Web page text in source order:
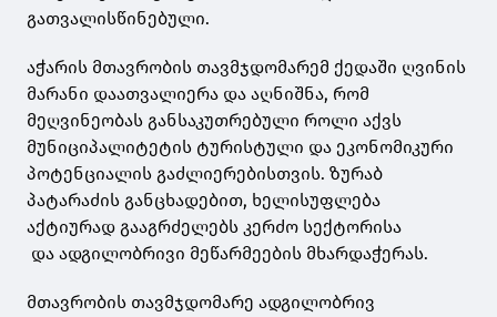
გათვალისწინებული.
აჭარის მთავრობის თავმჯდომარემ ქედაში ღვინის
მარანი დაათვალიერა და აღნიშნა, რომ
მეღვინეობას განსაკუთრებული როლი აქვს
მუნიციპალიტეტის ტურისტული და ეკონომიკური
პოტენციალის გაძლიერებისთვის. ზურაბ
პატარაძის განცხადებით, ხელისუფლება
აქტიურად გააგრძელებს კერძო სექტორისა
და ადგილობრივი მეწარმეების მხარდაჭერას.
მთავრობის თავმჯდომარე ადგილობრივ